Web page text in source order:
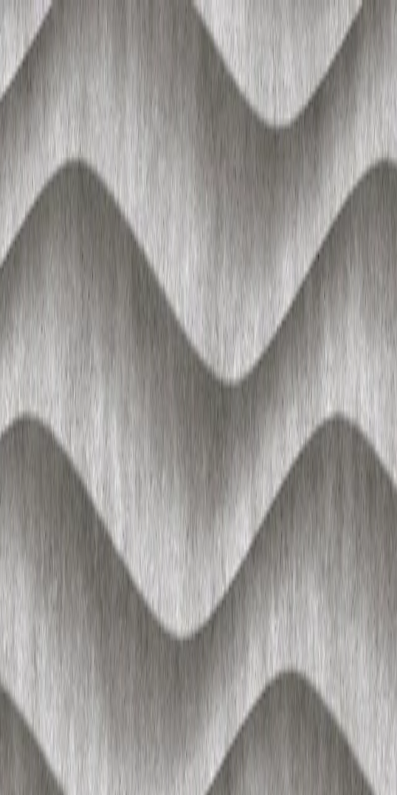
推荐
AI创作
关于我们
知末协议
品牌来源
关于我们
联系我们
加入我们
下载问题
提现收益
帮助中心
本网站内容由用户自行上传，如权利人发现存在误传其
他作品情形，请及时与本站联系。